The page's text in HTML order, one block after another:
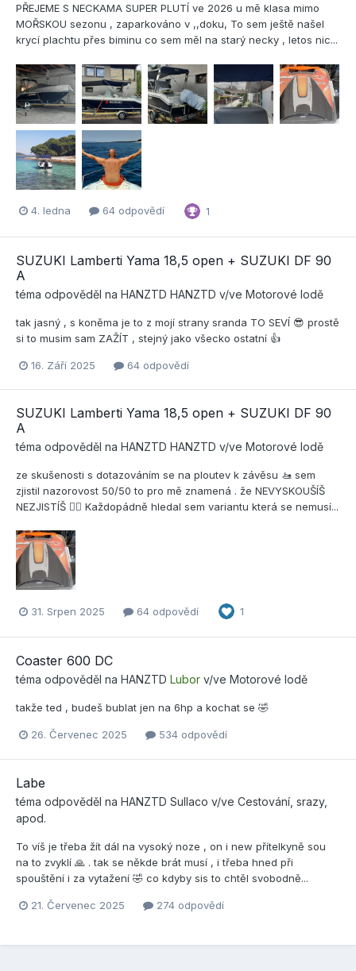
PŘEJEME S NECKAMA SUPER PLUTÍ ve 2026 u mě klasa mimo
MOŘSKOU sezonu , zaparkováno v ,,doku, To sem ještě našel
krycí plachtu přes biminu co sem měl na starý necky , letos nic...
4. ledna 64 odpovědí 1
SUZUKI Lamberti Yama 18,5 open + SUZUKI DF 90
A
téma odpověděl na HANZTD HANZTD v/ve Motorové lodě
tak jasný , s koněma je to z mojí strany sranda TO SEVÍ 😎 prostě
si to musim sam ZAŽÍT , stejný jako všecko ostatní 👍
16. Září 2025 64 odpovědí
SUZUKI Lamberti Yama 18,5 open + SUZUKI DF 90
A
téma odpověděl na HANZTD HANZTD v/ve Motorové lodě
ze skušenosti s dotazováním se na ploutev k závěsu 🚤 sem
zjistil nazorovost 50/50 to pro mě znamená . že NEVYSKOUŠÍŠ
NEZJISTÍŠ 🤷‍♀️ Každopádně hledal sem variantu která se nemusí...
31. Srpen 2025 64 odpovědí 1
Coaster 600 DC
téma odpověděl na HANZTD Lubor v/ve Motorové lodě
takže ted , budeš bublat jen na 6hp a kochat se 🤣
26. Červenec 2025 534 odpovědí
Labe
téma odpověděl na HANZTD Sullaco v/ve Cestování, srazy,
apod.
To víš je třeba žít dál na vysoký noze , on i new přítelkyně sou
na to zvyklí 🙏 . tak se někde brát musí , i třeba hned při
spouštění i za vytažení 🤣 co kdyby sis to chtěl svobodně...
21. Červenec 2025 274 odpovědí